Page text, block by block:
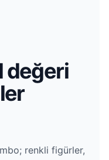
değeri
renkli figürler,